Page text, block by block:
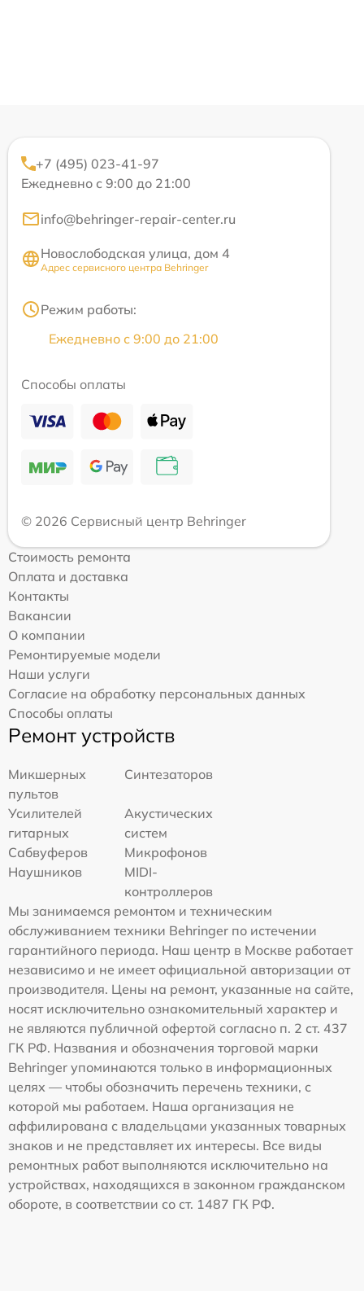
+7 (495) 023-41-97
Ежедневно с 9:00 до 21:00
info@behringer-repair-center.ru
Новослободская улица, дом 4
Адрес сервисного центра Behringer
Режим работы:
Ежедневно с 9:00 до 21:00
Способы оплаты
© 2026 Сервисный центр Behringer
Стоимость ремонта
Оплата и доставка
Контакты
Вакансии
О компании
Ремонтируемые модели
Наши услуги
Согласие на обработку персональных данных
Способы оплаты
Ремонт устройств
Микшерных
пультов
Синтезаторов
Усилителей
гитарных
Акустических
систем
Сабвуферов
Микрофонов
Наушников
MIDI-
контроллеров
Мы занимаемся ремонтом и техническим
обслуживанием техники Behringer по истечении
гарантийного периода. Наш центр в Москве работает
независимо и не имеет официальной авторизации от
производителя. Цены на ремонт, указанные на сайте,
носят исключительно ознакомительный характер и
не являются публичной офертой согласно п. 2 ст. 437
ГК РФ. Названия и обозначения торговой марки
Behringer упоминаются только в информационных
целях — чтобы обозначить перечень техники, с
которой мы работаем. Наша организация не
аффилирована с владельцами указанных товарных
знаков и не представляет их интересы. Все виды
ремонтных работ выполняются исключительно на
устройствах, находящихся в законном гражданском
обороте, в соответствии со ст. 1487 ГК РФ.